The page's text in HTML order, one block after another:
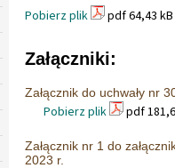
Pobierz plik
pdf 64,43 kB
Załączniki:
Załącznik do uchwały nr
Pobierz plik pdf
Załącznik nr 1 do
2023 r.